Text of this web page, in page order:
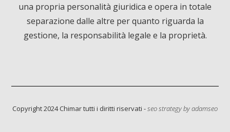
una propria personalità giuridica e opera in totale
separazione dalle altre per quanto riguarda la
gestione, la responsabilità legale e la proprietà.
Copyright 2024 Chimar tutti i diritti riservati - seo strategy byadamseo
Informativa sulla raccolta